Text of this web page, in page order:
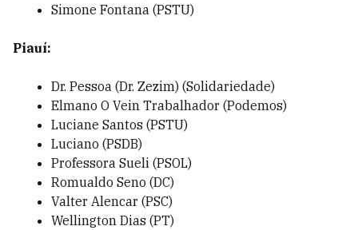
Simone Fontana (PSTU)
Piauí:
Dr. Pessoa (Dr. Zezim) (Solidariedade)
Elmano O Vein Trabalhador (Podemos)
Luciane Santos (PSTU)
Luciano (PSDB)
Professora Sueli (PSOL)
Romualdo Seno (DC)
Valter Alencar (PSC)
Wellington Dias (PT)